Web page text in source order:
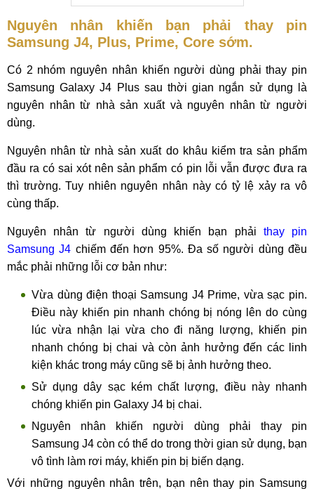
Nguyên nhân khiến bạn phải thay pin
Samsung J4, Plus, Prime, Core sớm.
Có 2 nhóm nguyên nhân khiến người dùng phải thay pin
Samsung Galaxy J4 Plus sau thời gian ngắn sử dụng là
nguyên nhân từ nhà sản xuất và nguyên nhân từ người
dùng.
Nguyên nhân từ nhà sản xuất do khâu kiểm tra sản phẩm
đầu ra có sai xót nên sản phẩm có pin lỗi vẫn được đưa ra
thì trường. Tuy nhiên nguyên nhân này có tỷ lệ xảy ra vô
cùng thấp.
Nguyên nhân từ người dùng khiến bạn phải thay pin
Samsung J4 chiếm đến hơn 95%. Đa số người dùng đều
mắc phải những lỗi cơ bản như:
Vừa dùng điện thoại Samsung J4 Prime, vừa sạc pin.
Điều này khiến pin nhanh chóng bị nóng lên do cùng
lúc vừa nhận lại vừa cho đi năng lượng, khiến pin
nhanh chóng bị chai và còn ảnh hưởng đến các linh
kiện khác trong máy cũng sẽ bị ảnh hưởng theo.
Sử dụng dây sạc kém chất lượng, điều này nhanh
chóng khiến pin Galaxy J4 bị chai.
Nguyên nhân khiến người dùng phải thay pin
Samsung J4 còn có thể do trong thời gian sử dụng, bạn
vô tình làm rơi máy, khiến pin bị biến dạng.
Với những nguyên nhân trên, bạn nên thay pin Samsung